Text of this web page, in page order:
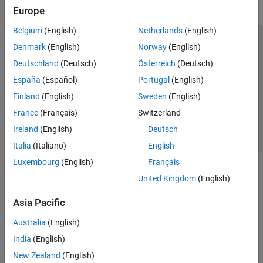
Europe
Belgium (English)
Denmark (English)
Deutschland (Deutsch)
España (Español)
Finland (English)
France (Français)
Ireland (English)
Italia (Italiano)
Luxembourg (English)
Netherlands(English)
Norway(English)
Österreich (Deutsch)
Portugal (English)
Sweden (English)
Switzerland
Deutsch
English
Français
United Kingdom(English)
Asia Pacific
Australia (English)
India (English)
New Zealand (English)
Trust Center Trademarks Privacy Policy
Preventing Piracy
Application Status
© 1994-2026 The MathWorks, Inc.